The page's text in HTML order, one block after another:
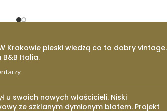
Krakowie pieski wiedzą co to dobry vintage.
B&B Italia.
u swoich nowych właścicieli. Niski
ze szklanym dymionym blatem. Projekt